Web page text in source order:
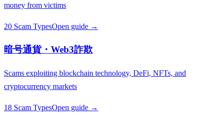
money from victims
20 Scam TypesOpen guide →
暗号通貨・Web3詐欺
Scams exploiting blockchain technology, DeFi, NFTs, and
cryptocurrency markets
18 Scam TypesOpen guide →